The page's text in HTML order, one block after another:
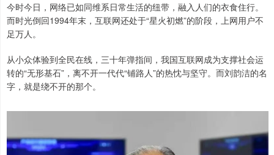
今时今日，网络已如同维系日常生活的纽带，融入人们的衣食住行。
而时光倒回1994年末，互联网还处于“星火初燃”的阶段，上网用户不
足万人。
从小众体验到全民在线，三十年弹指间，我国互联网成为支撑社会运
转的“无形基石”，离不开一代代“铺路人”的热忱与坚守。而刘韵洁的名
字，就是绕不开的那个。